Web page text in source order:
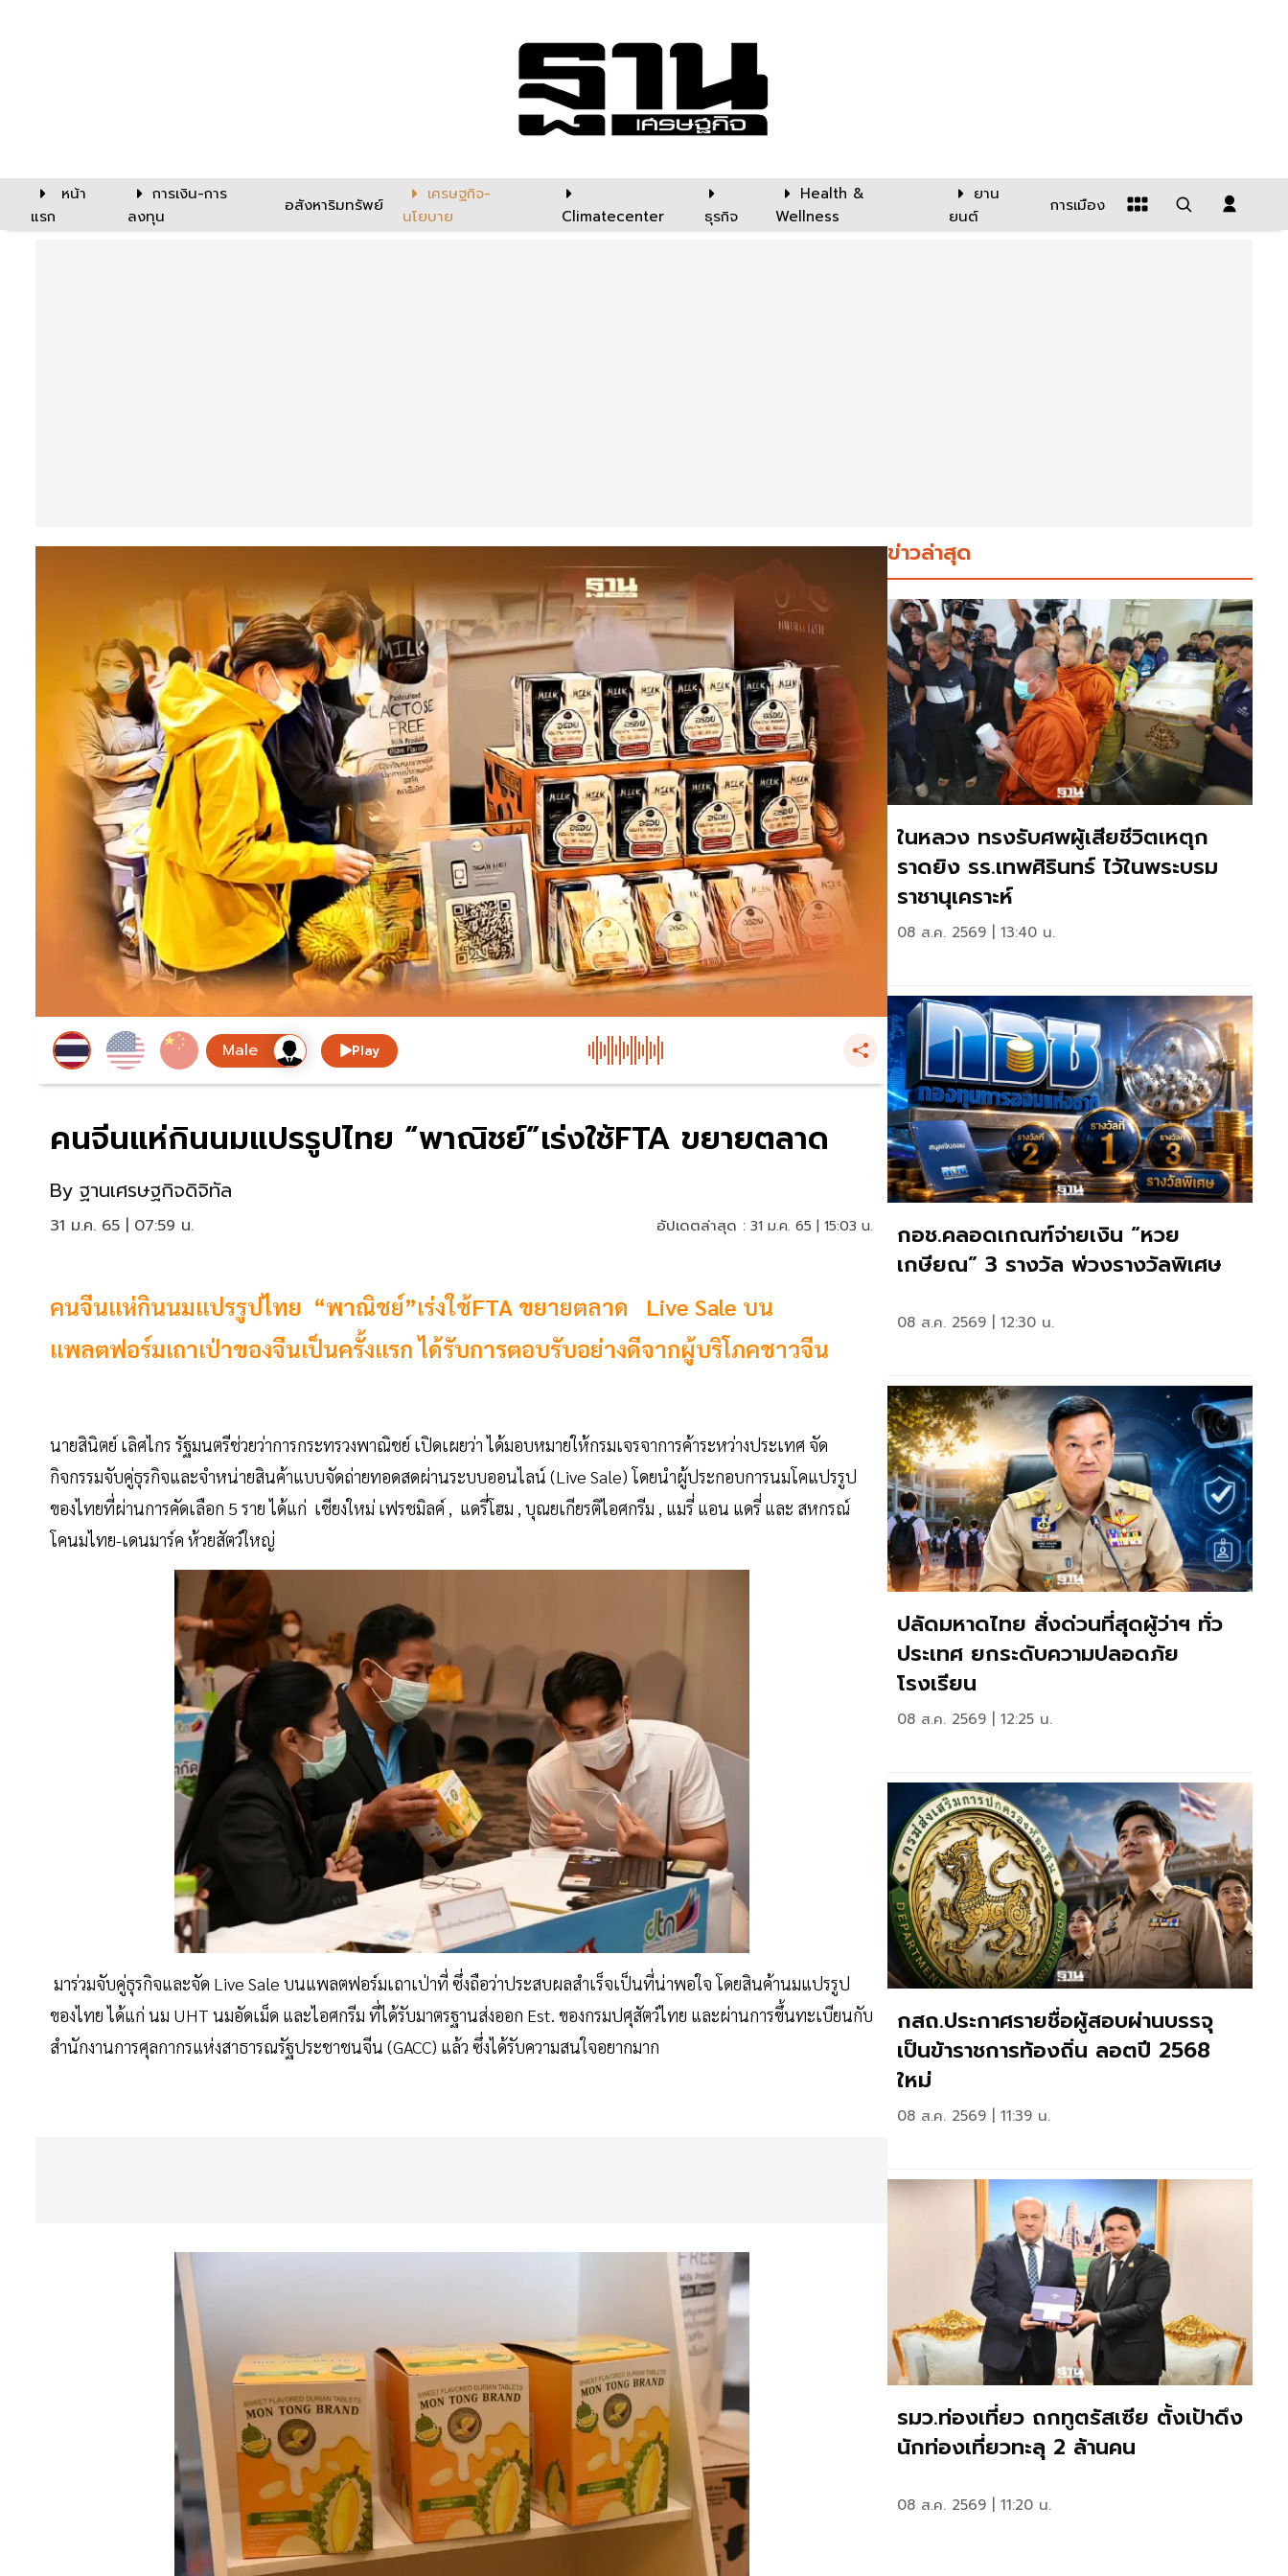
หน้า
แรก
การเงิน-การ
ลงทุน
อสังหาริมทรัพย์
เศรษฐกิจ-
นโยบาย
Climatecenter ธุรกิจ
Health &
Wellness
ยาน
ยนต์
การเมือง
Play
คนจีนแห่กินนมแปรรูปไทย “พาณิชย์”เร่งใช้FTA ขยายตลาด
By ฐานเศรษฐกิจดิจิทัล
31 ม.ค. 65 | 07:59 น. อัปเดตล่าสุด : 31 ม.ค. 65 | 15:03 น.
คนจีนแห่กินนมแปรรูปไทย “พาณิชย์”เร่งใช้FTA ขยายตลาด Live Sale บน
แพลตฟอร์มเถาเป่าของจีนเป็นครั้งแรก ได้รับการตอบรับอย่างดีจากผู้บริโภคชาวจีน
นายสินิตย์ เลิศไกร รัฐมนตรีช่วยว่าการกระทรวงพาณิชย์ เปิดเผยว่า ได้มอบหมายให้กรมเจรจาการค้าระหว่างประเทศ จัด
กิจกรรมจับคู่ธุรกิจและจำหน่ายสินค้าแบบจัดถ่ายทอดสดผ่านระบบออนไลน์ (Live Sale) โดยนำผู้ประกอบการนมโคแปรรูป
ของไทยที่ผ่านการคัดเลือก 5 ราย ได้แก่ เชียงใหม่ เฟรชมิลค์ , แดรี่โฮม , บุณยเกียรติไอศกรีม , แมรี่ แอน แดรี่ และ สหกรณ์
โคนมไทย-เดนมาร์ค ห้วยสัตว์ใหญ่
มาร่วมจับคู่ธุรกิจและจัด Live Sale บนแพลตฟอร์มเถาเป่าที่ ซึ่งถือว่าประสบผลสำเร็จเป็นที่น่าพอใจ โดยสินค้านมแปรรูป
ของไทย ได้แก่ นม UHT นมอัดเม็ด และไอศกรีม ที่ได้รับมาตรฐานส่งออก Est. ของกรมปศุสัตว์ไทย และผ่านการขึ้นทะเบียนกับ
สำนักงานการศุลกากรแห่งสาธารณรัฐประชาชนจีน (GACC) แล้ว ซึ่งได้รับความสนใจอยากมาก
ข่าวล่าสุด
ในหลวง ทรงรับศพผู้เสียชีวิตเหตุก
ราดยิง รร.เทพศิรินทร์ ไว้ในพระบรม
ราชานุเคราะห์
08 ส.ค. 2569 | 13:40 น.
กอช.คลอดเกณฑ์จ่ายเงิน “หวย
เกษียณ” 3 รางวัล พ่วงรางวัลพิเศษ
08 ส.ค. 2569 | 12:30 น.
ปลัดมหาดไทย สั่งด่วนที่สุดผู้ว่าฯ ทั่ว
ประเทศ ยกระดับความปลอดภัย
โรงเรียน
08 ส.ค. 2569 | 12:25 น.
กสถ.ประกาศรายชื่อผู้สอบผ่านบรรจุ
เป็นข้าราชการท้องถิ่น ลอตปี 2568
ใหม่
08 ส.ค. 2569 | 11:39 น.
รมว.ท่องเที่ยว ถกทูตรัสเซีย ตั้งเป้าดึง
นักท่องเที่ยวทะลุ 2 ล้านคน
08 ส.ค. 2569 | 11:20 น.